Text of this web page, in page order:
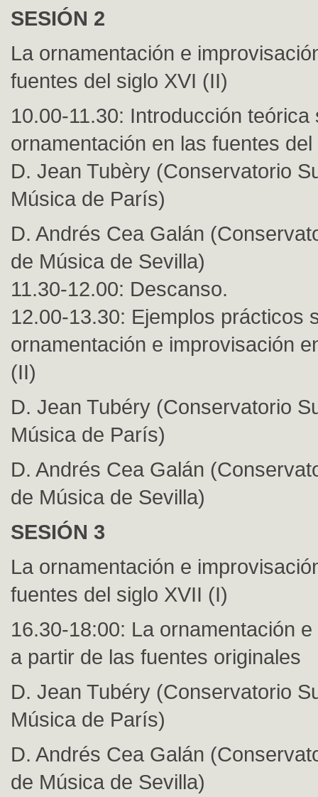
SESIÓN 2
La ornamentación e
fuentes del siglo XVI (II)
10.00-11.30: Introducción teórica
ornamentación en las fuentes
D. Jean Tubèry (Conservatorio
Música de París)
D. Andrés Cea Galán
de Música de Sevilla)
11.30-12.00: Descanso.
12.00-13.30: Ejemplos prácticos
ornamentación e improvisación
(II)
D. Jean Tubéry (Conservatorio
Música de París)
D. Andrés Cea Galán
de Música de Sevilla)
SESIÓN 3
La ornamentación e
fuentes del siglo XVII (I)
16.30-18:00: La ornamentación
a partir de las fuentes originales
D. Jean Tubéry (Conservatorio
Música de París)
D. Andrés Cea Galán
de Música de Sevilla)